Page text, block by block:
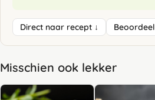
Direct naar recept ↓
Misschien ook lekker